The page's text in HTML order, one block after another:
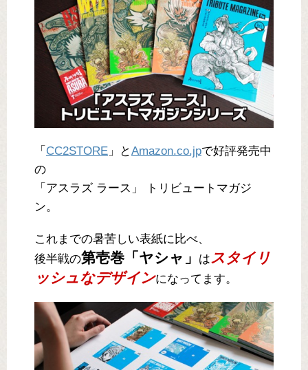
「 CC2STORE 」とAmazon.co.jpで好評発売中
の
「アスラズ ラース」 トリビュートマガジ
ン。
これまでの暑苦しい表紙に比べ、
後半戦の第壱巻「ヤシャ」 はスタイリ
ッシュなデザインになってます。